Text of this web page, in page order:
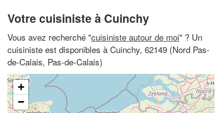
Votre cuisiniste à Cuinchy
Vous avez recherché "cuisiniste autour de moi" ? Un
cuisiniste est disponibles à Cuinchy, 62149 (Nord Pas-
de-Calais, Pas-de-Calais)
+
−